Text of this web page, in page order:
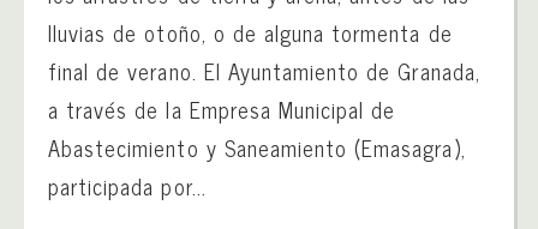
lluvias de otoño, o de alguna tormenta de
final de verano. El Ayuntamiento de Granada,
a través de la Empresa Municipal de
Abastecimiento y Saneamiento (Emasagra),
participada por...